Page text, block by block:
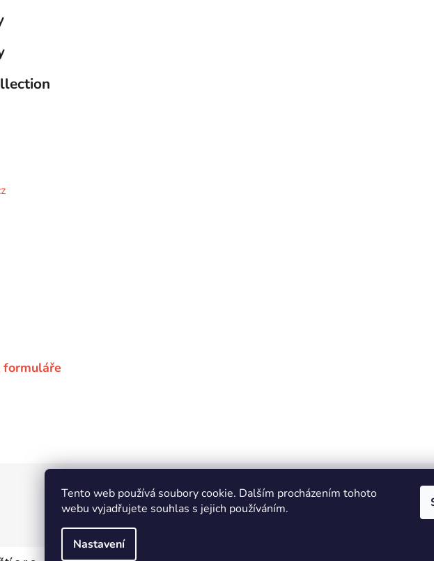
Tento web používá soubory cookie. Dalším procházením tohoto
webu vyjadřujete souhlas s jejich používáním.
Nastavení
formuláře
IT e-shop